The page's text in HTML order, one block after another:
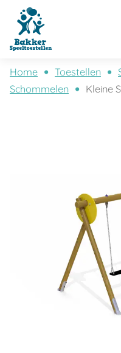
Home Toestellen
Schommelen
Kleine